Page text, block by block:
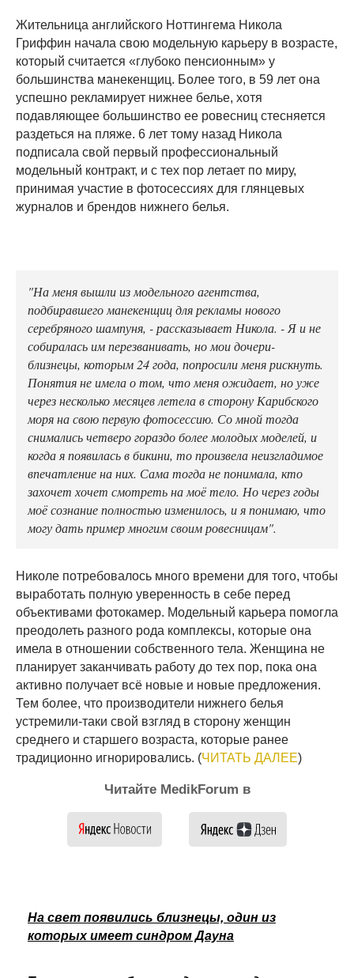
Жительница английского Ноттингема Никола
Гриффин начала свою модельную карьеру в возрасте,
который считается «глубоко пенсионным» у
большинства манекенщиц. Более того, в 59 лет она
успешно рекламирует нижнее белье, хотя
подавляющее большинство ее ровесниц стесняется
раздеться на пляже. 6 лет тому назад Никола
подписала свой первый профессиональный
модельный контракт, и с тех пор летает по миру,
принимая участие в фотосессиях для глянцевых
журналов и брендов нижнего белья.
"На меня вышли из модельного агентства,
подбиравшего манекенщиц для рекламы нового
серебряного шампуня, - рассказывает Никола. - Я и не
собиралась им перезванивать, но мои дочери-
близнецы, которым 24 года, попросили меня рискнуть.
Понятия не имела о том, что меня ожидает, но уже
через несколько месяцев летела в сторону Карибского
моря на свою первую фотосессию. Со мной тогда
снимались четверо гораздо более молодых моделей, и
когда я появилась в бикини, то произвела неизгладимое
впечатление на них. Сама тогда не понимала, кто
захочет хочет смотреть на моё тело. Но через годы
моё сознание полностью изменилось, и я понимаю, что
могу дать пример многим своим ровесницам".
Николе потребовалось много времени для того, чтобы
выработать полную уверенность в себе перед
объективами фотокамер. Модельный карьера помогла
преодолеть разного рода комплексы, которые она
имела в отношении собственного тела. Женщина не
планирует заканчивать работу до тех пор, пока она
активно получает всё новые и новые предложения.
Тем более, что производители нижнего белья
устремили-таки свой взгляд в сторону женщин
среднего и старшего возраста, которые ранее
традиционно игнорировались. (ЧИТАТЬ ДАЛЕЕ)
Читайте MedikForum в
На свет появились близнецы, один из
которых имеет синдром Дауна